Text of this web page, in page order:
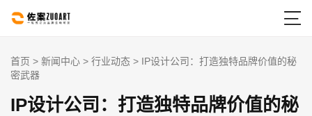

首页 > 新闻中心 > 行业动态 > IP设计公司：打造独特品牌价值的秘
密武器
IP设计公司：打造独特品牌价值的秘